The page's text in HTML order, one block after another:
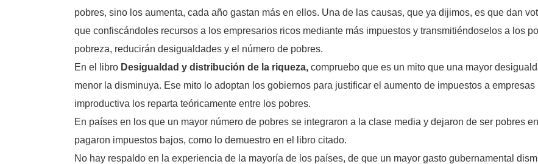
pobres, sino los aumenta, cada año gastan más en ellos. Una de las causas, que ya dijimos, es que dan
que confiscándoles recursos a los empresarios ricos mediante más impuestos y transmitiéndoselos a los
pobreza, reducirán desigualdades y el número de pobres.
En el libro Desigualdad y distribución de la riqueza, compruebo que es un mito que una mayor
menor la disminuya. Ese mito lo adoptan los gobiernos para justificar el aumento de impuestos a
improductiva los reparta teóricamente entre los pobres.
En países en los que un mayor número de pobres se integraron a la clase media y dejaron de ser pobres
pagaron impuestos bajos, como lo demuestro en el libro citado.
No hay respaldo en la experiencia de la mayoría de los países, de que un mayor gasto gubernamental